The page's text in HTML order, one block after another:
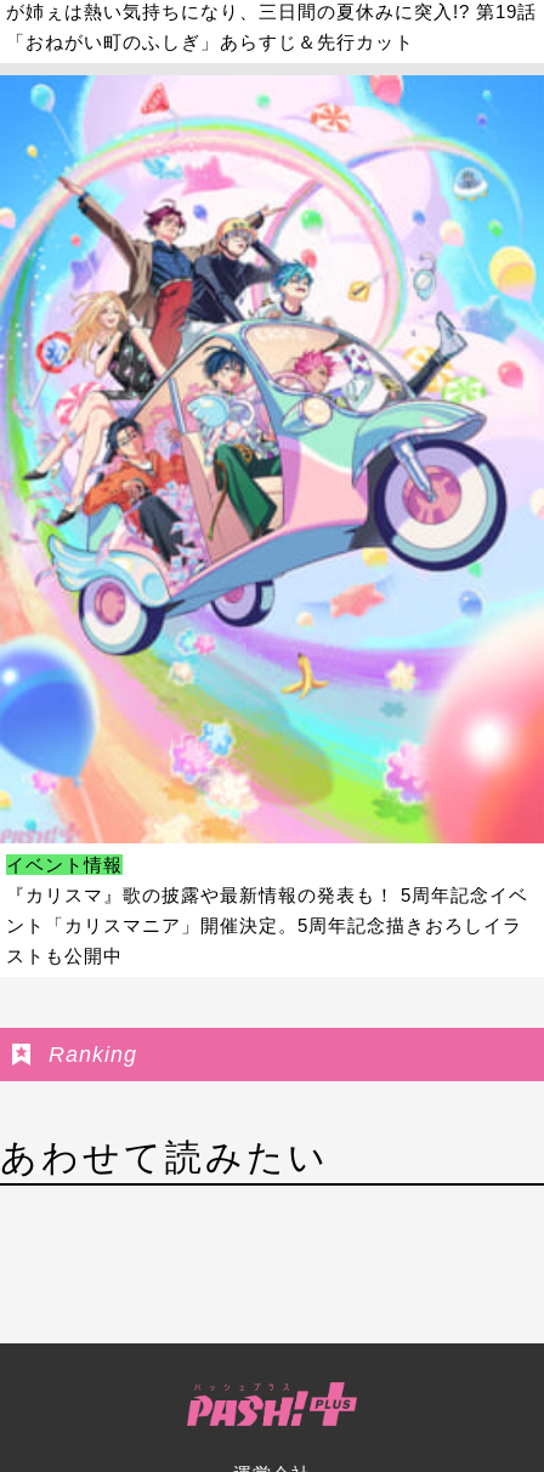
が姉ぇは熱い気持ちになり、三日間の夏休みに突入!? 第19話
「おねがい町のふしぎ」あらすじ＆先行カット
イベント情報
『カリスマ』歌の披露や最新情報の発表も！ 5周年記念イベ
ント「カリスマニア」開催決定。5周年記念描きおろしイラ
ストも公開中
Ranking
あわせて読みたい